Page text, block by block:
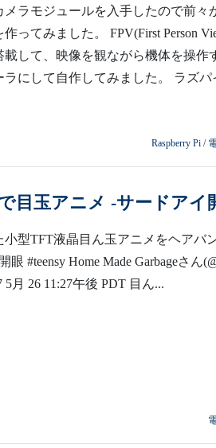
メラモジュールを入手したので前々
作ってみました。 FPV(First Person
載して、映像を観ながら機体を操作
ラにして自作してみました。 ラズパ
Raspberry Pi /
目玉アニメ -サードアイ
小型TFT液晶目ん玉アニメをヘアバ
眼 #teensy Home Made Garbageさん
5月 26 11:27午後 PDT 目ん...